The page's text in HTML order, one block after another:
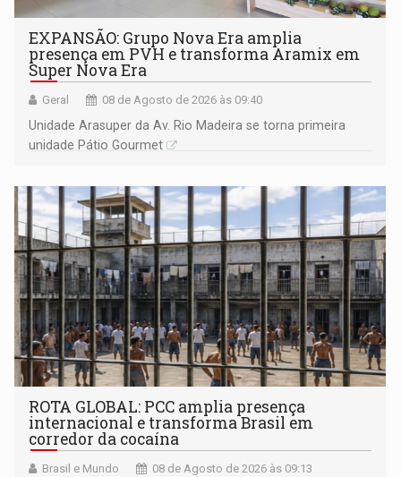
EXPANSÃO: Grupo Nova Era amplia
presença em PVH e transforma Aramix em
Super Nova Era
Geral 08 de Agosto de 2026 às 09:40
Unidade Arasuper da Av. Rio Madeira se torna primeira
unidade Pátio Gourmet
ROTA GLOBAL: PCC amplia presença
internacional e transforma Brasil em
corredor da cocaína
Brasil e Mundo 08 de Agosto de 2026 às 09:13